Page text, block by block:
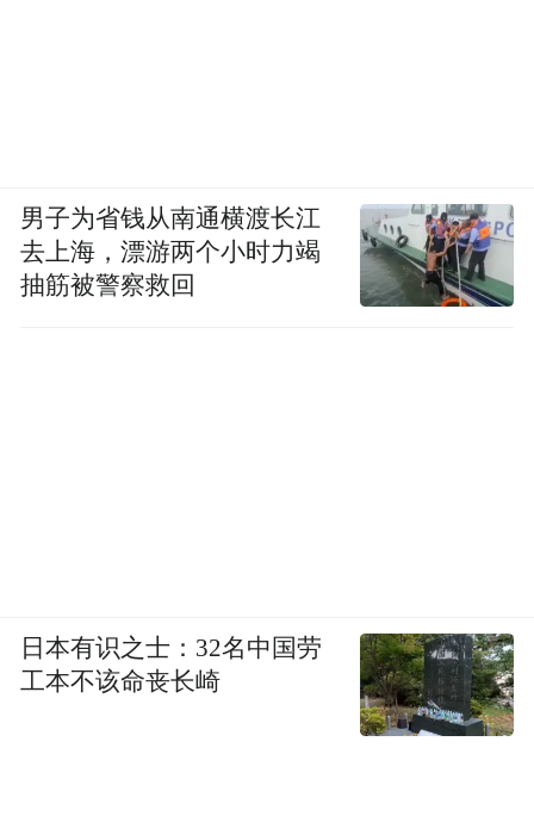
男子为省钱从南通横渡长江
去上海，漂游两个小时力竭
抽筋被警察救回
日本有识之士：32名中国劳
工本不该命丧长崎